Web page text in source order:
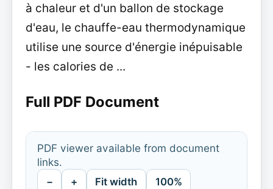
à chaleur et d'un ballon de stockage
d'eau, le chauffe-eau thermodynamique
utilise une source d'énergie inépuisable
- les calories de ...
Full PDF Document
PDF viewer available from document
links.
− + Fit width 100%